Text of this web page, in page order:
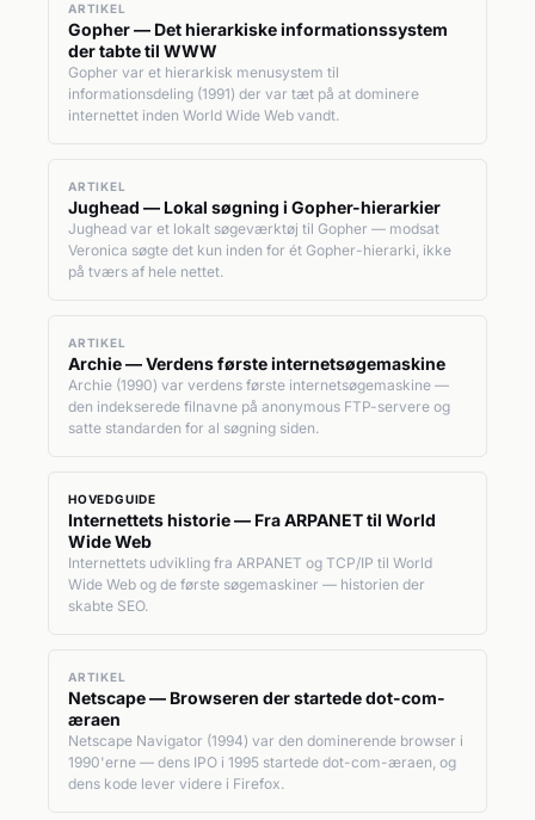
ARTIKEL
Gopher — Det hierarkiske informationssystem
der tabte til WWW
Gopher var et hierarkisk menusystem til
informationsdeling (1991) der var tæt på at dominere
internettet inden World Wide Web vandt.
ARTIKEL
Jughead — Lokal søgning i Gopher-hierarkier
Jughead var et lokalt søgeværktøj til Gopher — modsat
Veronica søgte det kun inden for ét Gopher-hierarki, ikke
på tværs af hele nettet.
ARTIKEL
Archie — Verdens første internetsøgemaskine
Archie (1990) var verdens første internetsøgemaskine —
den indekserede filnavne på anonymous FTP-servere og
satte standarden for al søgning siden.
HOVEDGUIDE
Internettets historie — Fra ARPANET til World
Wide Web
Internettets udvikling fra ARPANET og TCP/IP til World
Wide Web og de første søgemaskiner — historien der
skabte SEO.
ARTIKEL
Netscape — Browseren der startede dot-com-
æraen
Netscape Navigator (1994) var den dominerende browser i
1990'erne — dens IPO i 1995 startede dot-com-æraen, og
dens kode lever videre i Firefox.